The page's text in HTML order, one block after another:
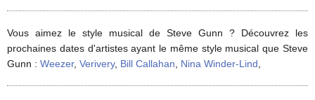
Vous aimez le style musical de Steve Gunn ? Découvrez les
prochaines dates d'artistes ayant le même style musical que Steve
Gunn : Weezer, Verivery, Bill Callahan Nina Winder-Lind